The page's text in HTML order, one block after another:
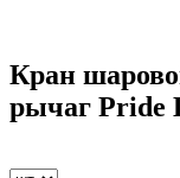
Кран
рычаг Pride